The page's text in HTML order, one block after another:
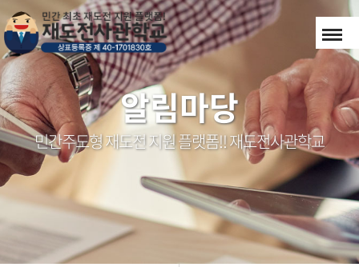
알림마당
민간주도형 재도전 지원 플랫폼!! 재도전사관학교